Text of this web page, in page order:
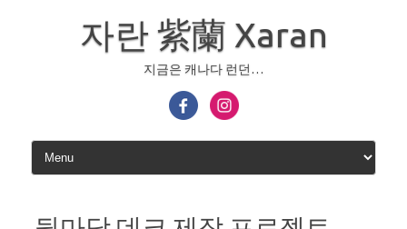
자란 紫蘭 Xaran
지금은 캐나다 런던…